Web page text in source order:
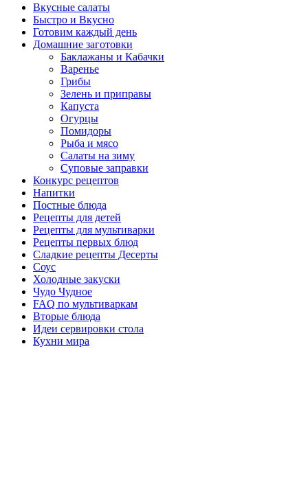
Вкусные салаты
Быстро и Вкусно
Готовим каждый день
Домашние заготовки
Баклажаны и Кабачки
Варенье
Грибы
Зелень и приправы
Капуста
Огурцы
Помидоры
Рыба и мясо
Салаты на зиму
Суповые заправки
Конкурс рецептов
Напитки
Постные блюда
Рецепты для детей
Рецепты для мультиварки
Рецепты первых блюд
Сладкие рецепты Десерты
Соус
Холодные закуски
Чудо Чудное
FAQ по мультиваркам
Вторые блюда
Идеи сервировки стола
Кухни мира